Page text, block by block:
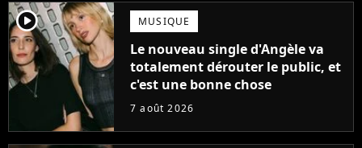
player2 MUSIQUE
Le nouveau single d'Angèle va
totalement dérouter le public, et
c'est une bonne chose
7 août 2026